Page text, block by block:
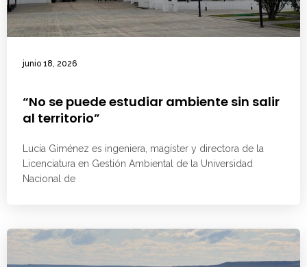
junio 18, 2026
“No se puede estudiar ambiente sin salir
al territorio”
Lucía Giménez es ingeniera, magíster y directora de la
Licenciatura en Gestión Ambiental de la Universidad
Nacional de